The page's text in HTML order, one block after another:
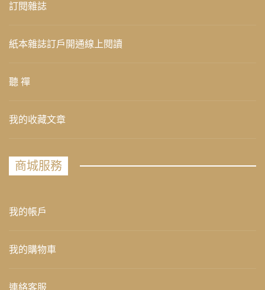
訂閱雜誌
紙本雜誌訂戶開通線上閱讀
聽 禪
我的收藏文章
商城服務
我的帳戶
我的購物車
連絡客服